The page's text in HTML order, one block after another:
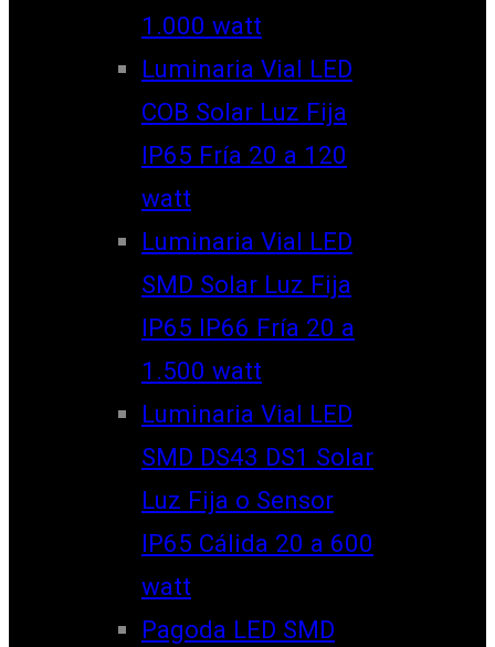
1.000 watt
Luminaria Vial LED
COB Solar Luz Fija
IP65 Fría 20 a 120
watt
Luminaria Vial LED
SMD Solar Luz Fija
IP65 IP66 Fría 20 a
1.500 watt
Luminaria Vial LED
SMD DS43 DS1 Solar
Luz Fija o Sensor
IP65 Cálida 20 a 600
watt
Pagoda LED SMD